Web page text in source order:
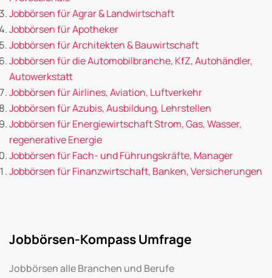
Jobbörsen für Agrar & Landwirtschaft
Jobbörsen für Apotheker
Jobbörsen für Architekten & Bauwirtschaft
Jobbörsen für die Automobilbranche, KfZ, Autohändler,
Autowerkstatt
Jobbörsen für Airlines, Aviation, Luftverkehr
Jobbörsen für Azubis, Ausbildung, Lehrstellen
Jobbörsen für Energiewirtschaft Strom, Gas, Wasser,
regenerative Energie
Jobbörsen für Fach- und Führungskräfte, Manager
Jobbörsen für Finanzwirtschaft, Banken, Versicherungen
Jobbörsen-Kompass Umfrage
Jobbörsen alle Branchen und Berufe